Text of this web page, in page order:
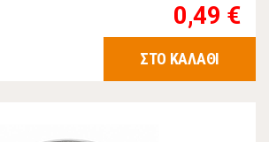
0,49 €
ΣΤΟ ΚΑΛΑΘΙ